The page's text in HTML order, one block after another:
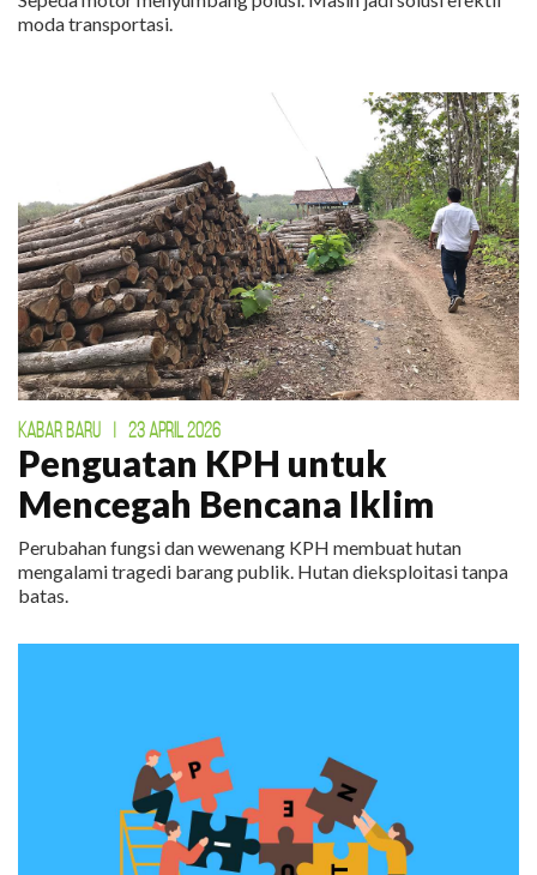
moda transportasi.
KABAR BARU 23 APRIL 2026
Penguatan KPH untuk
Mencegah Bencana Iklim
Perubahan fungsi dan wewenang KPH membuat hutan
mengalami tragedi barang publik. Hutan dieksploitasi tanpa
batas.